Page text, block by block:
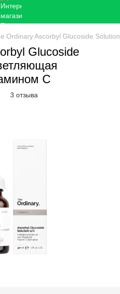
Ordinary Ascorbyl Glucoside
Glucoside
С
3 отзыва